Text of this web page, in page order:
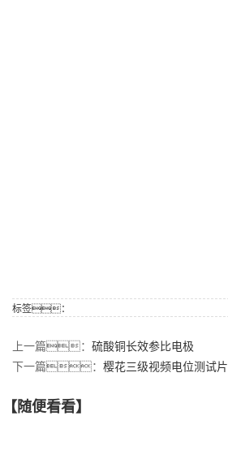
标签：
上一篇： 硫酸铜长效参比电极
下一篇： 樱花三级视频电位测试片
【随便看看】